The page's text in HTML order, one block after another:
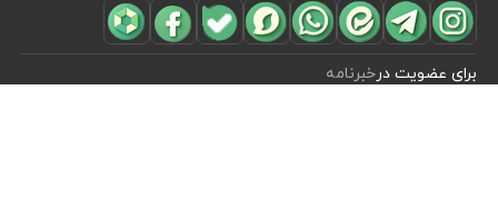
مشاهده محصولات(0)
برای عضویت درخبرنامه